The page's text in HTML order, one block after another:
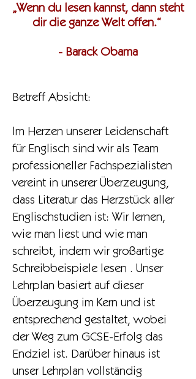
„Wenn du lesen kannst, dann steht
dir die ganze Welt offen.“
- Barack Obama
Betreff Absicht:
Im Herzen unserer Leidenschaft
für Englisch sind wir als Team
professioneller Fachspezialisten
vereint in unserer Überzeugung,
dass Literatur das Herzstück aller
Englischstudien ist: Wir lernen,
wie man liest und wie man
schreibt, indem wir großartige
Schreibbeispiele lesen . Unser
Lehrplan basiert auf dieser
Überzeugung im Kern und ist
entsprechend gestaltet, wobei
der Weg zum GCSE-Erfolg das
Endziel ist. Darüber hinaus ist
unser Lehrplan vollständig